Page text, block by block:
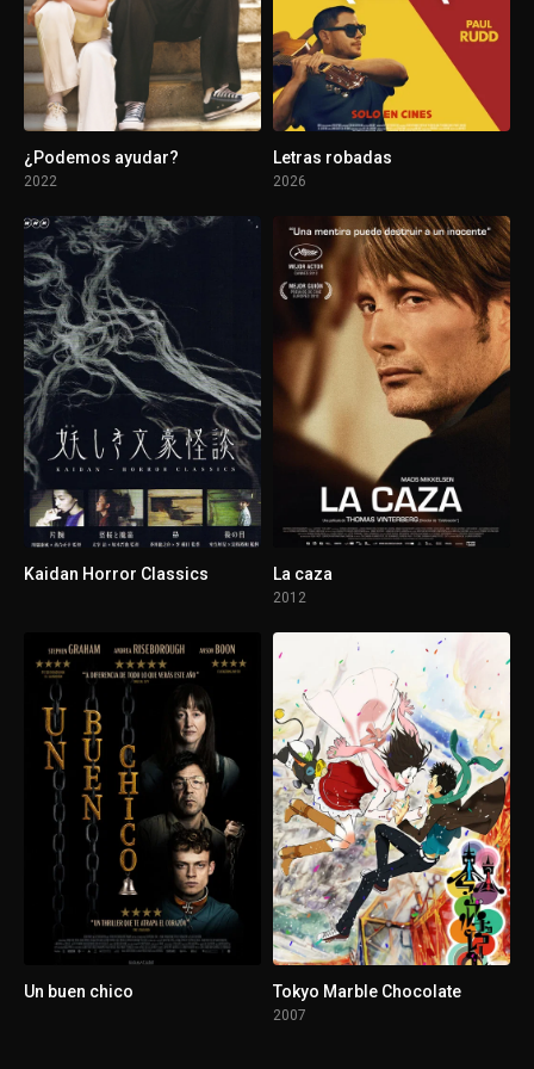
1 - 6 Episodio 6
1 - 7 Episodio 7
1 - 8
1 - 9 Episodio 9
1 - 10 Episodio 10
¿Podemos ayudar?
2022
Letras robadas
2026
Kaidan Horror Classics La caza
2012
Un buen chico Tokyo Marble Chocolate
2007